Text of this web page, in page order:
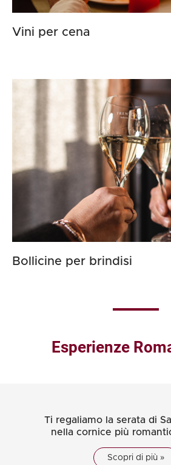
Vini per cena
Bollicine per brindisi
Esperienze
Ti regaliamo la serata di
nella cornice più
Scopri di più »